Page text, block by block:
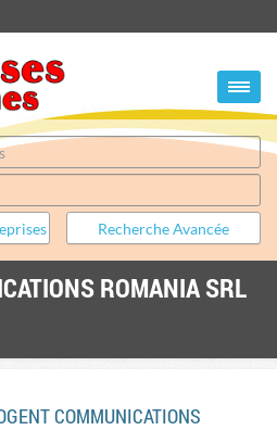
ROMANIA SRL
COMMUNICATIONS